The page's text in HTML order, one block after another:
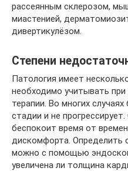
рассеянным склерозом,
миастенией,
дивертикулёзом.
Степени
Патология имеет
необходимо учитывать при
терапии. Во многих
стадии и не
беспокоит время от
дискомфорта. Определить
можно с помощью
увеличена ли толщина